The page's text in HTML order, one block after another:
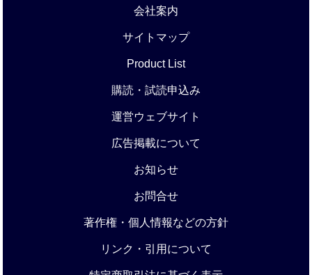
会社案内
サイトマップ
Product List
購読・試読申込み
運営ウェブサイト
広告掲載について
お知らせ
お問合せ
著作権・個人情報などの方針
リンク・引用について